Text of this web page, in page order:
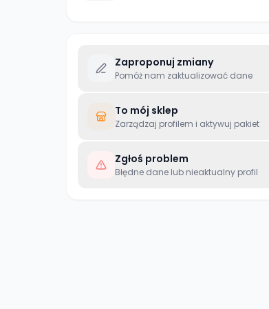
Zaproponuj zmiany
Pomóż nam zaktualizować dane
To mój sklep
Zarządzaj profilem i aktywuj pakiet
Zgłoś problem
Błędne dane lub nieaktualny profil